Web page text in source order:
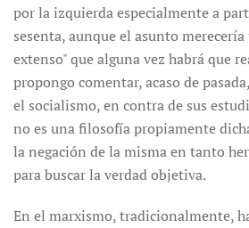
por la izquierda especialmente a
sesenta, aunque el asunto
extenso" que alguna vez habrá que
propongo comentar, acaso de
el socialismo, en contra de sus
no es una filosofía propiamente
la negación de la misma en tanto
para buscar la verdad objetiva.
En el marxismo, tradicionalmente,